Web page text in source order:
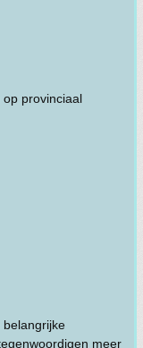
provinciaal
belangrijke
meer